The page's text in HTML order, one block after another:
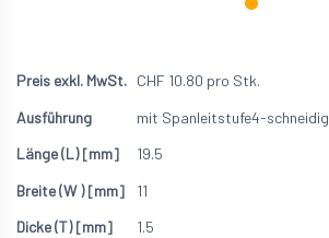
CHF 10.80 pro Stk.
mit Spanleitstufe4-schneidig
19.5
11
1.5